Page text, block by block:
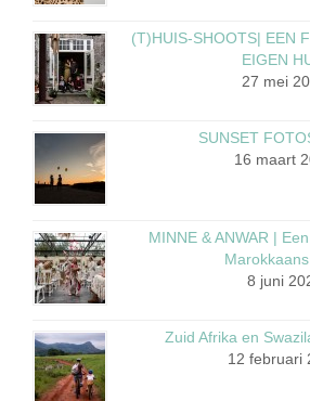
(T)HUIS-SHOOTS| EEN
EIGEN
27 mei
SUNSET
16 maart
MINNE & ANWAR |
8 juni
Zuid Afrika en
12 februari